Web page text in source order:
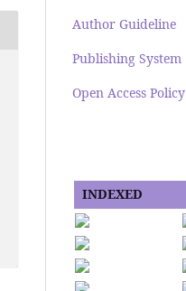
Author Guideline
Publishing System
Open Access Policy
INDEXED